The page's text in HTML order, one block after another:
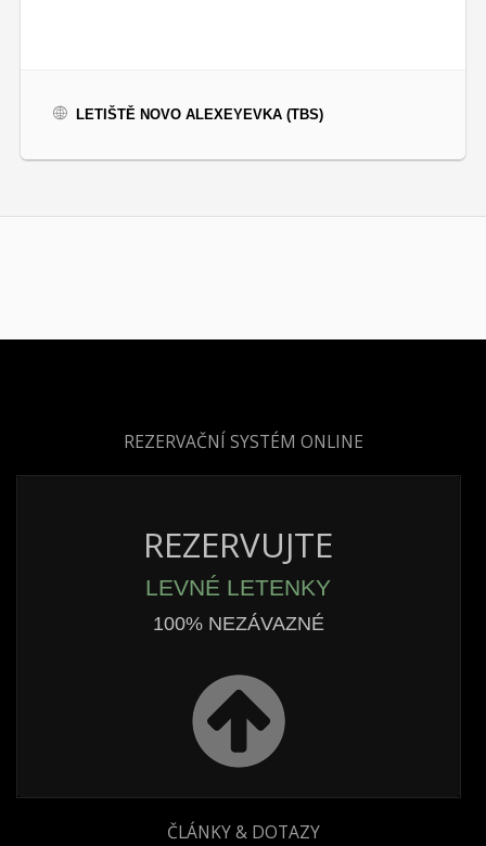
LETIŠTĚ NOVO ALEXEYEVKA (TBS)
REZERVAČNÍ SYSTÉM ONLINE
REZERVUJTE
LEVNÉ LETENKY
100% NEZÁVAZNÉ
ČLÁNKY & DOTAZY